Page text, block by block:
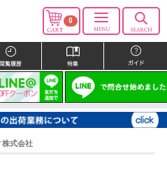
0
株式会社